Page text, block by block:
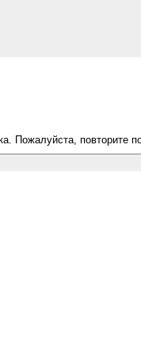
Пожалуйста, повторите